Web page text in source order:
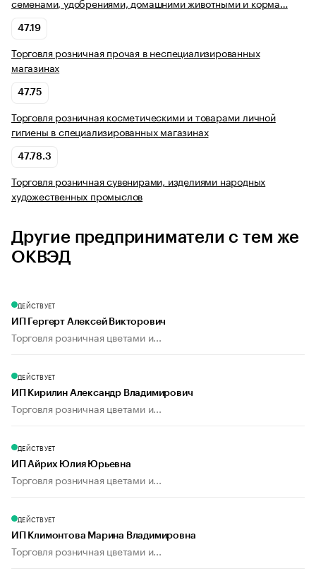
семенами, удобрениями, домашними животными и корма…
47.19
Торговля розничная прочая в неспециализированных
магазинах
47.75
Торговля розничная косметическими и товарами личной
гигиены в специализированных магазинах
47.78.3
Торговля розничная сувенирами, изделиями народных
художественных промыслов
Другие предприниматели с тем же
ОКВЭД
ДЕЙСТВУЕТ
ИП Гергерт Алексей Викторович
Торговля розничная цветами и...
ДЕЙСТВУЕТ
ИП Кирилин Александр Владимирович
Торговля розничная цветами и...
ДЕЙСТВУЕТ
ИП Айрих Юлия Юрьевна
Торговля розничная цветами и...
ДЕЙСТВУЕТ
ИП Климонтова Марина Владимировна
Торговля розничная цветами и...